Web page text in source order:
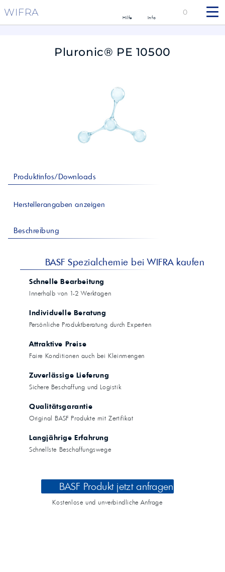
WIFRA Hilfe Info
0
Pluronic® PE 10500
Produktinfos/Downloads
Herstellerangaben anzeigen
Beschreibung
BASF Spezialchemie bei WIFRA kaufen
Schnelle Bearbeitung
Innerhalb von 1-2 Werktagen
Individuelle Beratung
Persönliche Produktberatung durch Experten
Attraktive Preise
Faire Konditionen auch bei Kleinmengen
Zuverlässige Lieferung
Sichere Beschaffung und Logistik
Qualitätsgarantie
Original BASF Produkte mit Zertifikat
Langjährige Erfahrung
Schnellste Beschaffungswege
BASF Produkt jetzt anfragen
Kostenlose und unverbindliche Anfrage